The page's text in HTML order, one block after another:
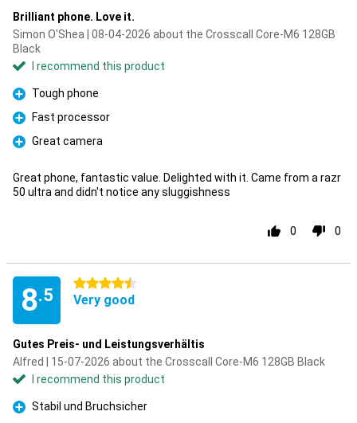
Brilliant phone. Love it.
Simon O'Shea | 08-04-2026 about the Crosscall Core-M6 128GB
Black
I recommend this product
Pro
Tough phone
Pro
Fast processor
Pro
Great camera
Great phone, fantastic value. Delighted with it. Came from a razr
50 ultra and didn't notice any sluggishness
0 0
8.5
4.5 stars
Very good
Gutes Preis- und Leistungsverhältis
Alfred | 15-07-2026 about the Crosscall Core-M6 128GB Black
I recommend this product
Pro
Stabil und Bruchsicher